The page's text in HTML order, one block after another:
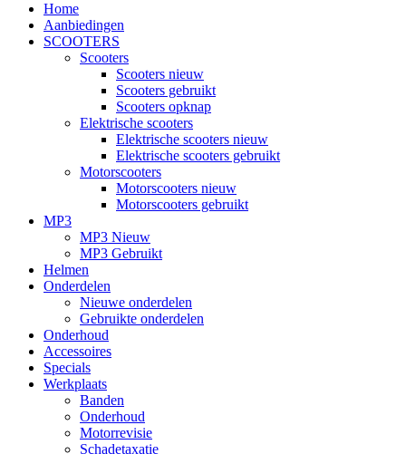
Home
Aanbiedingen
SCOOTERS
Scooters
Scooters nieuw
Scooters gebruikt
Scooters opknap
Elektrische scooters
Elektrische scooters nieuw
Elektrische scooters gebruikt
Motorscooters
Motorscooters nieuw
Motorscooters gebruikt
MP3
MP3 Nieuw
MP3 Gebruikt
Helmen
Onderdelen
Nieuwe onderdelen
Gebruikte onderdelen
Onderhoud
Accessoires
Specials
Werkplaats
Banden
Onderhoud
Motorrevisie
Schadetaxatie